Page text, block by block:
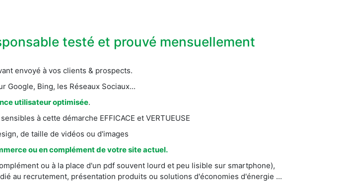
testé et prouvé mensuellement
envoyé à vos clients & prospects.
Google, Bing, les Réseaux Sociaux...
utilisateur optimisée.
à cette démarche EFFICACE et VERTUEUSE
de taille de vidéos ou d'images
ou en complément de votre site actuel.
ou à la place d'un pdf souvent lourd et peu lisible sur smartphone),
au recrutement, présentation produits ou solutions d'économies d'énergie ...